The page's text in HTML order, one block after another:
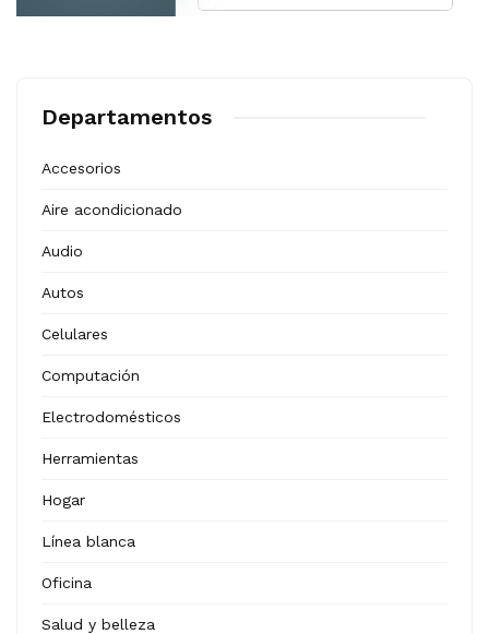
Departamentos
Accesorios
Aire acondicionado
Audio
Autos
Celulares
Computación
Electrodomésticos
Herramientas
Hogar
Línea blanca
Oficina
Salud y belleza